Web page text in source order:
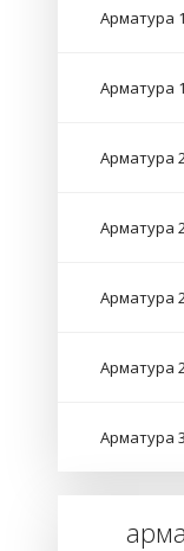
Арматура
Арматура
Арматура
Арматура
Арматура
Арматура
Арматура